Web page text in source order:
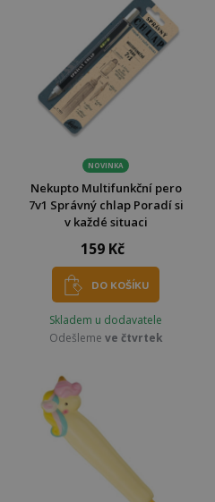
NOVINKA
Nekupto Multifunkční pero
7v1 Správný chlap Poradí si
v každé situaci
159 Kč
DO KOŠÍKU
Skladem u dodavatele
Odešleme ve čtvrtek